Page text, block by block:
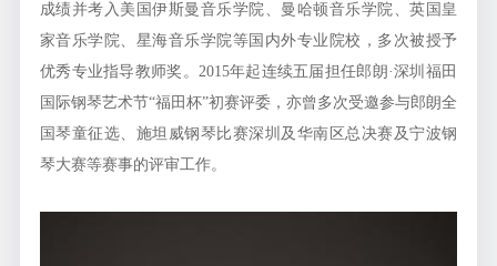
成绩并考入美国伊斯曼音乐学院、曼哈顿音乐学院、英国皇
家音乐学院、星海音乐学院等国内外专业院校，多次被授予
优秀专业指导教师奖。2015年起连续五届担任郎朗·深圳福田
国际钢琴艺术节“福田杯”初赛评委，亦曾多次受邀参与郎朗全
国琴童征选、施坦威钢琴比赛深圳及华南区总决赛及宁波钢
琴大赛等赛事的评审工作。